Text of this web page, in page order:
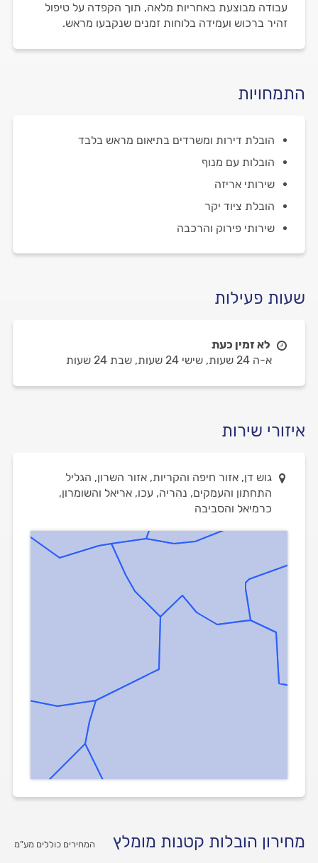
עבודה מבוצעת באחריות מלאה, תוך הקפדה על טיפול
זהיר ברכוש ועמידה בלוחות זמנים שנקבעו מראש.
התמחויות
הובלת דירות ומשרדים בתיאום מראש בלבד
הובלות עם מנוף
שירותי אריזה
הובלת ציוד יקר
שירותי פירוק והרכבה
שעות פעילות
לא זמין כעת
א-ה 24 שעות,
שישי 24 שעות, שבת 24 שעות
איזורי שירות
גוש דן, אזור חיפה והקריות, אזור השרון, הגליל
התחתון והעמקים, נהריה, עכו, אריאל והשומרון,
כרמיאל והסביבה
מחירון הובלות קטנות מומלץ המחירים כוללים מע”מ